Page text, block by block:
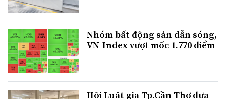
Nhóm bất động sản dẫn sóng,
VN-Index vượt mốc 1.770 điểm
Hội Luật gia Tp.Cần Thơ đưa